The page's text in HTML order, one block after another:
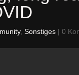
, Sonstiges| 0